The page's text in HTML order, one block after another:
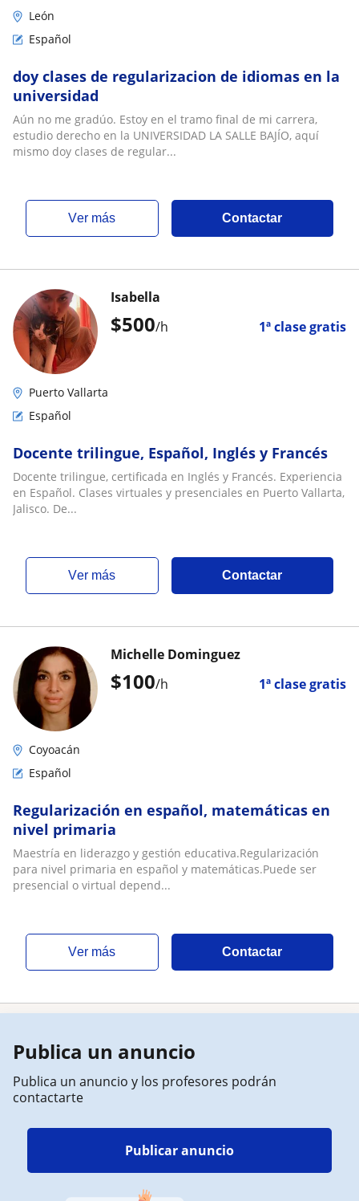
León
Español
doy clases de regularizacion de idiomas en la
universidad
Aún no me gradúo. Estoy en el tramo final de mi carrera,
estudio derecho en la UNIVERSIDAD LA SALLE BAJÍO, aquí
mismo doy clases de regular...
ver más Contactar
$500/h 1ª clase gratis
Isabella
Puerto Vallarta
Español
Docente trilingue, Español, Inglés y Francés
Docente trilingue, certificada en Inglés y Francés. Experiencia
en Español. Clases virtuales y presenciales en Puerto Vallarta,
Jalisco. De...
ver más Contactar
$100/h 1ª clase gratis
Michelle Dominguez
Coyoacán
Español
Regularización en español, matemáticas en
nivel primaria
Maestría en liderazgo y gestión educativa.Regularización
para nivel primaria en español y matemáticas.Puede ser
presencial o virtual depend...
ver más Contactar
Publica un anuncio
Publica un anuncio y los profesores podrán
contactarte
Publicar anuncio